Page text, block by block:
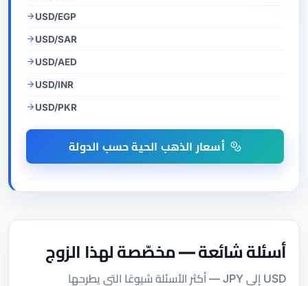
USD/EGP
USD/SAR
USD/AED
USD/INR
USD/PKR
أسعار الذهب الحية حسب الدولة
أسئلة شائعة — مخصّصة لهذا الزوج
USD إلى JPY — أكثر الأسئلة شيوعًا التي يطرحها